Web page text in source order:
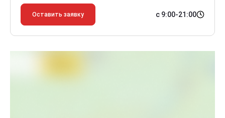
Оставить заявку с 9:00-21:00